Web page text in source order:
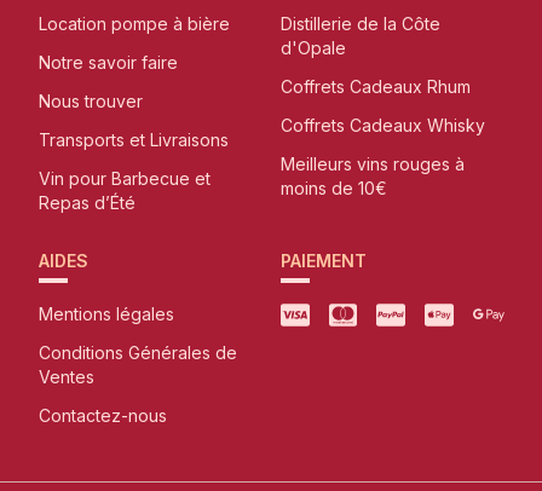
Location pompe à bière
Notre savoir faire
Nous trouver
Transports et Livraisons
Vin pour Barbecue et
Repas d’Été
Distillerie de la Côte
d'Opale
Coffrets Cadeaux Rhum
Coffrets Cadeaux Whisky
Meilleurs vins rouges à
moins de 10€
AIDES
Mentions légales
Conditions Générales de
Ventes
Contactez-nous
PAIEMENT